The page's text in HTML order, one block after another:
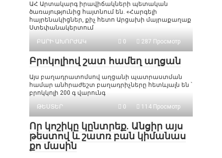
ԱՀ Արտակարգ իրավիճակների պետական
ծառայությունից հայտնում են. «Հարգելի
հայրենակիցներ, քիչ հետո Արցախի մայրաքաղաք
Ստեփանակերտում
ԲԱՐԻ ԱԽՈՐԺԱԿ
0 287 Просмотр
Բրոկոլիով շատ համեղ աղցան
Այս բաղադրատոմսով աղցանի պատրաստման
համար անհրաժեշտ բաղադրիչները հետևյալն են ՝
բրոկկոլի 200 գ վարունգ
ԹԵՍՏԵՐ
0 114 Просмотр
Որ կոշիկը կընտրեք. Անցիր այս
թեստով և շատռ բան կիմանաս
քո մասին